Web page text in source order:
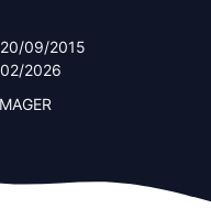
20/09/2015
2026